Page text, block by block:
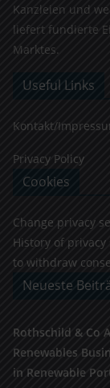
Kanzleien und
liefert fundierte
Marktes.
Useful Links
Kontakt/
Privacy Policy
Cookies
Change privacy
History of privacy
to withdraw
Neueste
Rothschild & Co
Renewables
in Renewable